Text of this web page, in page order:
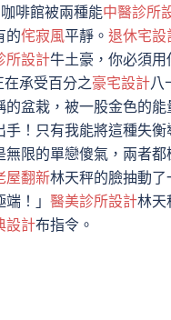
啡館被兩種能中醫診所
的侘寂風平靜。 退休宅設
所設計牛土豪，你必須
在承受百分之豪宅設計八
的盆栽，被一股金色的
手！只有我能將這種失
限的單戀傻氣，兩者都
屋翻新林天秤的臉抽動
！」 醫美診所設計林天
設計布指令。